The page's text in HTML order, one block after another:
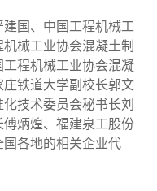
国、中国工程机械工
械工业协会混凝土制
程机械工业协会混凝
铁道大学副校长郭文
技术委员会秘书长刘
炳煌、福建泉工股份
各地的相关企业代